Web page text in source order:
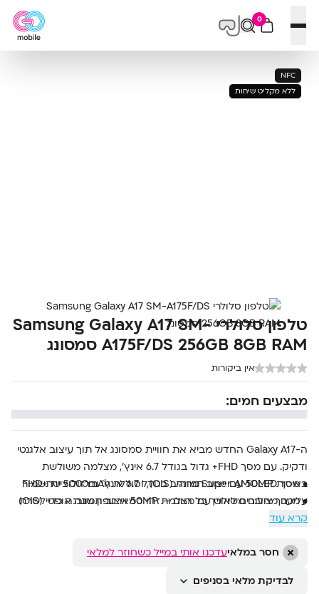
פתח תפריט
0
NFC
ללא מקליט שיחות
טלפון סלולרי Samsung Galaxy A17 SM-
A175F/DS 256GB 8GB RAM סמסונג
אין ביקורות
מבצעים חמים:
ה-Galaxy A17 החדש מביא את חוויית סמסונג אל תוך עיצוב אלגנטי
ודקיק. עם מסך FHD+ גדול בגודל ‎6.7‎ אינץ’, מצלמה משולשת
באיכות ‎50MP‎ עם ייצוב תמונה (OIS), וסוללת ‎5000mAh‎ שתשמור
עליכם מחוברים לאורך כל היום – זהו סמארטפון שנבנה כדי לשרת
אתכם בעבודה, בלימודים ובזמן הפנוי.
• מסך Super AMOLED מרהיב בגודל ‎6.7‎ אינץ’ וברזולוציית ‎FHD+‎
• מערך צילום משולש עם מצלמת ‎50MP‎ וייצוב תמונה אופטי (OIS)
• מצלמת סלפי ‎13MP‎ באיכות גבוהה לצילומי דיוקן טבעיים
• זיכרון עבודה ‎8GB RAM‎ ואחסון פנימי ‎256GB‎ עם הרחבה עד ‎2TB‎
• תמיכה ב-NFC, Bluetooth 5.3 ו-Wi-Fi Dual Band
קרא עוד
חסר במלאיעדכנו אותי במייל כשחוזר למלאי
לבדיקת מלאי בסניפים